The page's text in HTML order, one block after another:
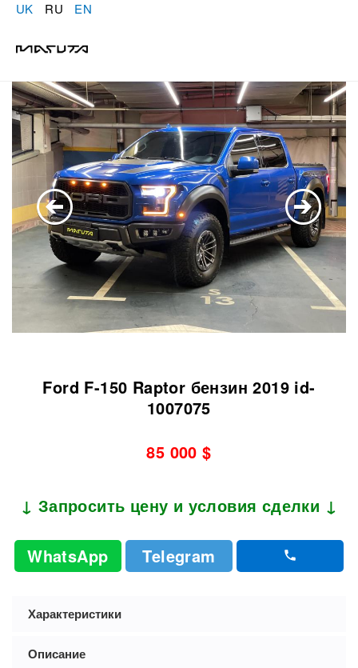
UK RU EN
Ford F-150 Raptor бензин 2019 id-
1007075
85 000 $
↓ Запросить цену и условия сделки ↓
WhatsApp Telegram
Характеристики
Описание